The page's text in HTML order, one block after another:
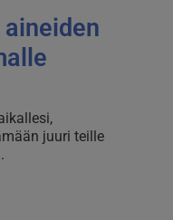
juuri teille